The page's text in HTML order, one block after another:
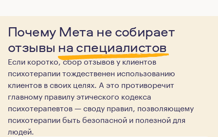
Почему Мета не собирает
отзывы на специалистов
Если коротко, сбор отзывов у клиентов
психотерапии тождественен использованию
клиентов в своих целях. А это противоречит
главному правилу этического кодекса
психотерапевтов — своду правил, позволяющему
психотерапии быть безопасной и полезной для
людей.